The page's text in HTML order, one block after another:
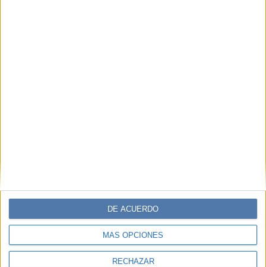
MÁS OPCIONES
RECHAZAR
DE ACUERDO